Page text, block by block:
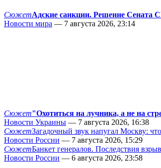
СюжетАдские санкции. Решение Сената
Новости мира — 7 августа 2026, 23:14
Сюжет"Охотиться на лучника, а не на
Новости Украины — 7 августа 2026, 16:38
СюжетЗагадочный звук напугал Москву:
Новости России — 7 августа 2026, 15:29
СюжетБанкет генералов. Последствия
Новости России — 6 августа 2026, 23:58